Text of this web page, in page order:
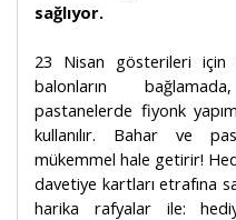
sağlıyor.
23 Nisan gösterileri için
balonların
pastanelerde fiyonk
kullanılır. Bahar ve
mükemmel hale getirir!
davetiye kartları etrafına
harika rafyalar ile: